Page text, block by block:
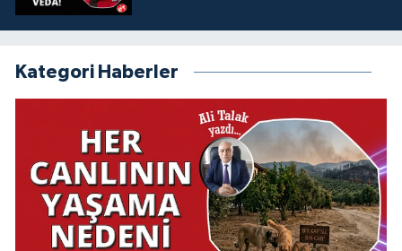
Kategori Haberler